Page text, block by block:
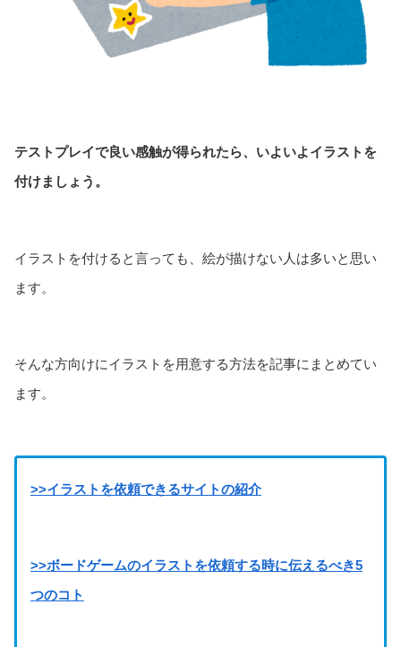
テストプレイで良い感触が得られたら、いよいよイラストを
付けましょう。
イラストを付けると言っても、絵が描けない人は多いと思い
ます。
そんな方向けにイラストを用意する方法を記事にまとめてい
ます。
>>イラストを依頼できるサイトの紹介
>>ボードゲームのイラストを依頼する時に伝えるべき5
つのコト